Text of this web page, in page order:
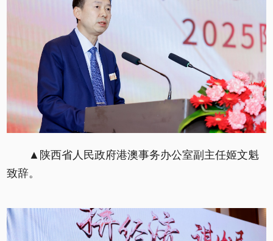
▲陕西省人民政府港澳事务办公室副主任姬文魁
致辞。